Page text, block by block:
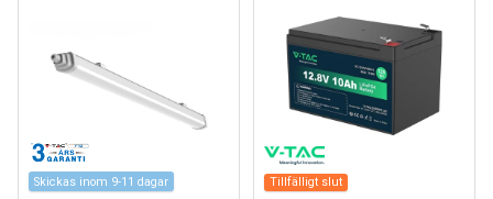
Skickas inom 9-11 dagar Tillfälligt slut